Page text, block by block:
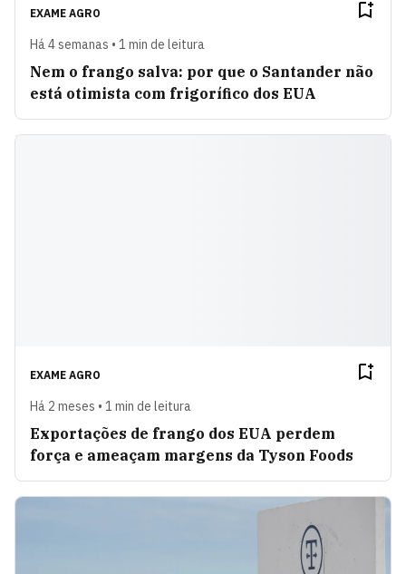
EXAME AGRO
Há 4 semanas • 1 min de leitura
Nem o frango salva: por que o Santander não
está otimista com frigorífico dos EUA
EXAME AGRO
Há 2 meses • 1 min de leitura
Exportações de frango dos EUA perdem
força e ameaçam margens da Tyson Foods